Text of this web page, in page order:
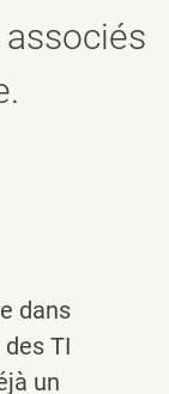
dans
TI
un